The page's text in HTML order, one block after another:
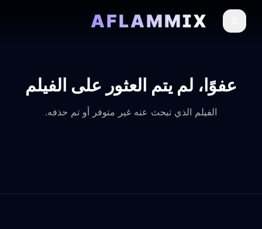
AFLAMMIX
عفوًا، لم يتم العثور على الفيلم
الفيلم الذي تبحث عنه غير متوفر أو تم حذفه.